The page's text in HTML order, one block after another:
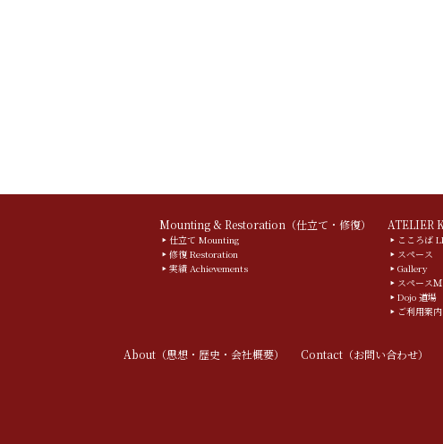
Mounting & Restoration（仕立て・修復）
仕立て Mounting
修復 Restoration
実績 Achievements
ATELIER
こころば
スペース
Gallery
スペース
Dojo 道場
ご利用案
About（思想・歴史・会社概要） Contact（お問い合わせ）